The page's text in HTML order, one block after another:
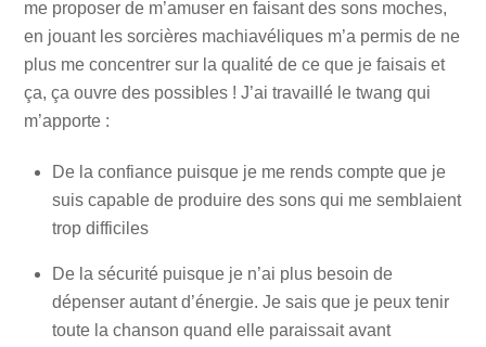
me proposer de m’amuser en faisant des sons moches,
en jouant les sorcières machiavéliques m’a permis de ne
plus me concentrer sur la qualité de ce que je faisais et
ça, ça ouvre des possibles ! J’ai travaillé le twang qui
m’apporte :
De la confiance puisque je me rends compte que je
suis capable de produire des sons qui me semblaient
trop difficiles
De la sécurité puisque je n’ai plus besoin de
dépenser autant d’énergie. Je sais que je peux tenir
toute la chanson quand elle paraissait avant